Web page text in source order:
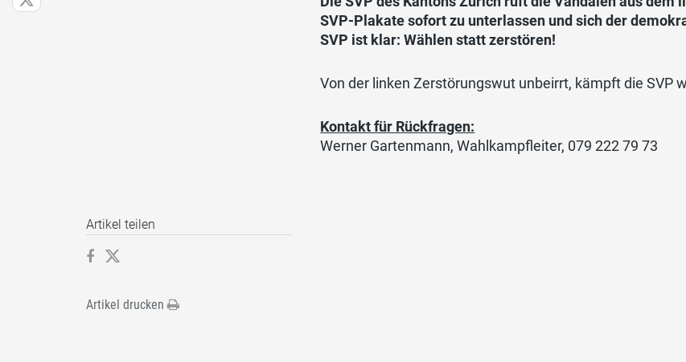
SVP-Plakate sofort zu unterlassen und sich der
SVP ist klar: Wählen statt zerstören!
Von der linken Zerstörungswut unbeirrt, kämpft die SVP
Kontakt für Rückfragen:
Werner Gartenmann, Wahlkampfleiter, 079 222 79 73
Artikel teilen
Artikel drucken